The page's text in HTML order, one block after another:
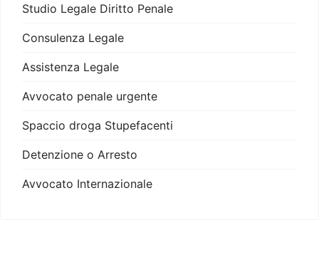
Studio Legale Diritto Penale
Consulenza Legale
Assistenza Legale
Avvocato penale urgente
Spaccio droga Stupefacenti
Detenzione o Arresto
Avvocato Internazionale